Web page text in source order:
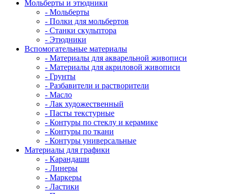
Мольберты и этюдники
- Мольберты
- Полки для мольбертов
- Станки скульптора
- Этюдники
Вспомогательные материалы
- Материалы для акварельной живописи
- Материалы для акриловой живописи
- Грунты
- Разбавители и растворители
- Масло
- Лак художественный
- Пасты текстурные
- Контуры по стеклу и керамике
- Контуры по ткани
- Контуры универсальные
Материалы для графики
- Карандаши
- Линеры
- Маркеры
- Ластики